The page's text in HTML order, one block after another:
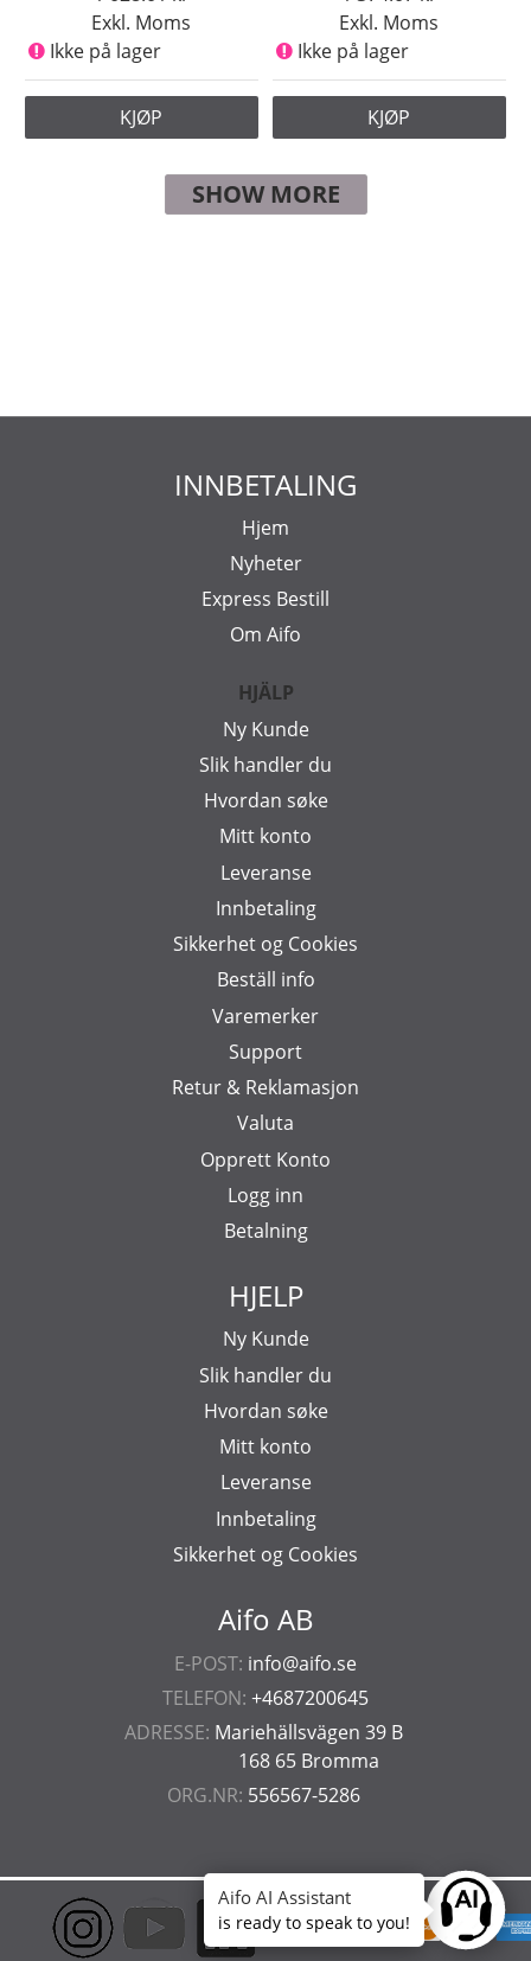
Exkl. Moms
Ikke på lager
KJØP
Exkl. Moms
Ikke på lager
KJØP
SHOW MORE
Aifo AB
E-POST: info@aifo.se
TELEFON: +4687200645
ADRESSE: Mariehällsvägen 39 B
168 65 Bromma
ORG.NR: 556567-5286
INNBETALING
Hjem
Nyheter
Express Bestill
Om Aifo
HJÄLP
Ny Kunde
Slik handler du
Hvordan søke
Mitt konto
Leveranse
Innbetaling
Sikkerhet og Cookies
Beställ info
Varemerker
Support
Retur & Reklamasjon
Valuta
Opprett Konto
Logg inn
Betalning
HJELP
Ny Kunde
Slik handler du
Hvordan søke
Mitt konto
Leveranse
Innbetaling
Sikkerhet og Cookies
Ask
Aifo AI Assistant
is ready to speak to you!